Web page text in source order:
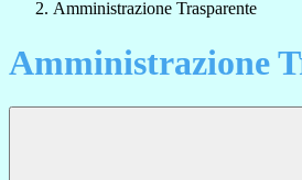
Amministrazione Trasparente
Amministrazione